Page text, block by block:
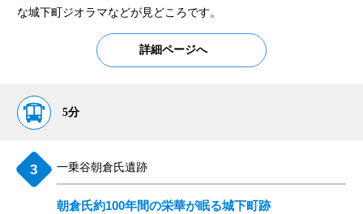
な城下町ジオラマなどが見どころです。
詳細ページへ
5分
一乗谷朝倉氏遺跡
朝倉氏約100年間の栄華が眠る城下町跡